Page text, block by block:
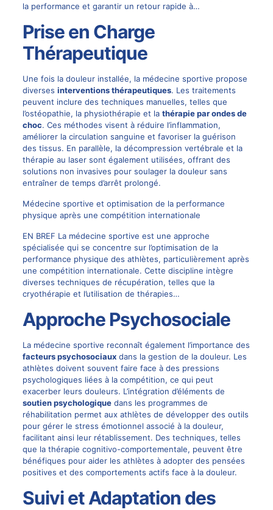
la performance et garantir un retour rapide à…
Prise en Charge
Thérapeutique
Une fois la douleur installée, la médecine sportive propose
diverses interventions thérapeutiques. Les traitements
peuvent inclure des techniques manuelles, telles que
l’ostéopathie, la physiothérapie et la thérapie par ondes de
choc. Ces méthodes visent à réduire l’inflammation,
améliorer la circulation sanguine et favoriser la guérison
des tissus. En parallèle, la décompression vertébrale et la
thérapie au laser sont également utilisées, offrant des
solutions non invasives pour soulager la douleur sans
entraîner de temps d’arrêt prolongé.
Médecine sportive et optimisation de la performance
physique après une compétition internationale
EN BREF La médecine sportive est une approche
spécialisée qui se concentre sur l’optimisation de la
performance physique des athlètes, particulièrement après
une compétition internationale. Cette discipline intègre
diverses techniques de récupération, telles que la
cryothérapie et l’utilisation de thérapies…
Approche Psychosociale
La médecine sportive reconnaît également l’importance des
facteurs psychosociauxdans la gestion de la douleur. Les
athlètes doivent souvent faire face à des pressions
psychologiques liées à la compétition, ce qui peut
exacerber leurs douleurs. L’intégration d’éléments de
soutien psychologiquedans les programmes de
réhabilitation permet aux athlètes de développer des outils
pour gérer le stress émotionnel associé à la douleur,
facilitant ainsi leur rétablissement. Des techniques, telles
que la thérapie cognitivo-comportementale, peuvent être
bénéfiques pour aider les athlètes à adopter des pensées
positives et des comportements actifs face à la douleur.
Suivi et Adaptation des